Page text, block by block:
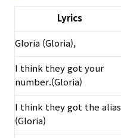
Lyrics
Gloria (Gloria),
I think they got your
number.(Gloria)
I think they got the alias
(Gloria)